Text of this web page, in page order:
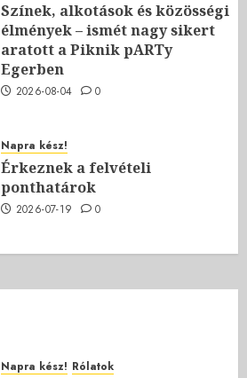
Színek, alkotások és közösségi
élmények – ismét nagy sikert
aratott a Piknik pARTy
Egerben
2026-08-04 0
Napra kész!
Érkeznek a felvételi
ponthatárok
2026-07-19 0
Napra kész! Rólatok